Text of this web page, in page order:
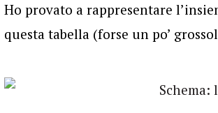
Ho provato a rappresentare
questa tabella (forse un po’